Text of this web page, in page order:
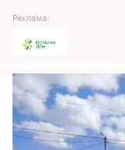
Реклама: